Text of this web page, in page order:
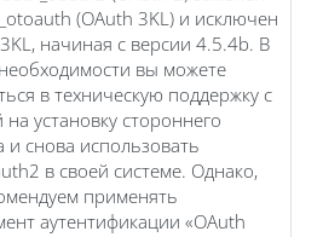
(OAuth 3KL) и исключен
начиная с версии 4.5.4b. В
вы можете
в техническую поддержку с
на установку стороннего
и снова использовать
в своей системе. Однако,
применять
аутентификации «OAuth